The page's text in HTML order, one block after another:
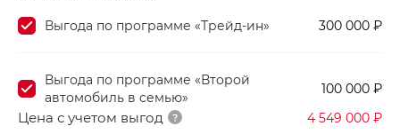
300 000 ₽
Выгода по программе «Трейд-ин»
100 000 ₽
Выгода по программе «Второй
автомобиль в семью»
Цена с учетом выгод 4 549 000 ₽